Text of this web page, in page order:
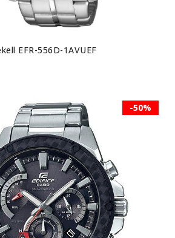
EFR-556D-1AVUEF
-50%